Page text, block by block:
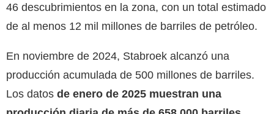
46 descubrimientos en la zona, con un total estimado
de al menos 12 mil millones de barriles de petróleo.
En noviembre de 2024, Stabroek alcanzó una
producción acumulada de 500 millones de barriles.
Los datos de enero de 2025 muestran una